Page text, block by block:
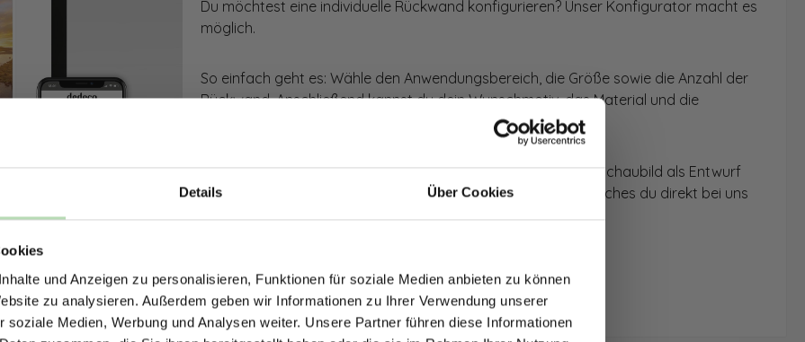
Details Über Cookies
und Anzeigen zu personalisieren, Funktionen für soziale Medien anbieten zu können
zu analysieren. Außerdem geben wir Informationen zu Ihrer Verwendung unserer
soziale Medien, Werbung und Analysen weiter. Unsere Partner führen diese Informationen
Du möchtest eine individuelle Rückwand konfigurieren? Unser Konfigurator macht es
möglich.
So einfach geht es: Wähle den Anwendungsbereich, die Größe sowie die Anzahl der
Rückwand. Anschließend kannst du dein Wunschmotiv, das Material und die
Mithilfe unseres Konfigurators werden dir die Rückwände im Schaubild als Entwurf
dargestellt. Parallel erhältst du dein individuelles Angebot, welches du direkt bei uns
bestellen kannst.
Zum Konfigurator
Jetzt zum Newsletter anmelden.